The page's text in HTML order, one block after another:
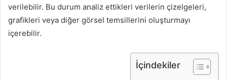
verilebilir. Bu durum analiz ettikleri verilerin çizelgeleri,
grafikleri veya diğer görsel temsillerini oluşturmayı
içerebilir.
İçindekiler